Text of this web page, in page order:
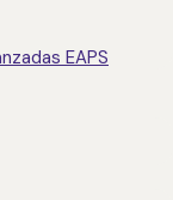
EAPS
reservados